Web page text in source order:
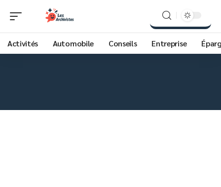
Activités Automobile Conseils Entreprise